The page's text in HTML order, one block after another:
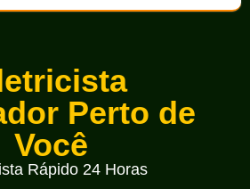
Perto de
Você
Rápido 24 Horas